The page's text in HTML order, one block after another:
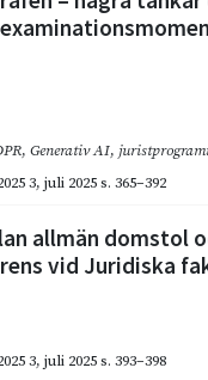
, Generativ AI,
3, juli 2025s. 365–392
allmän domstol
vid Juridiska
3, juli 2025s. 393–398